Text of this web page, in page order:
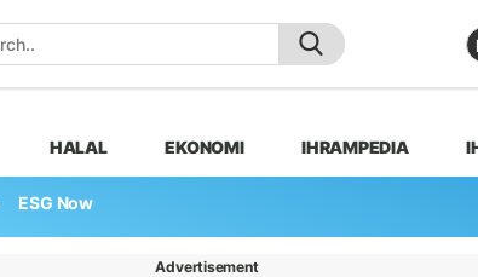
HALAL EKONOMI IHRAMPEDIA
ESG Now
Advertisement